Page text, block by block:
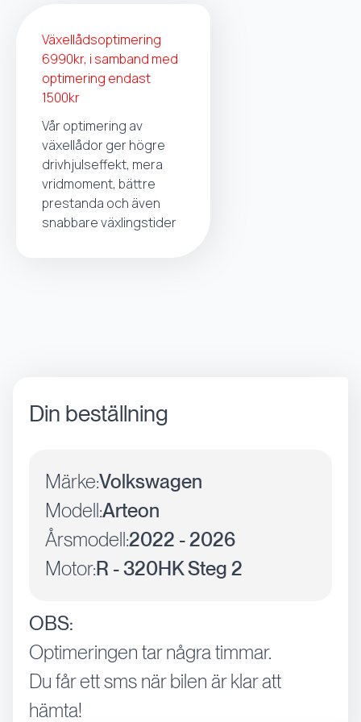
Växellådsoptimering
6990kr, i samband med
optimering endast
1500kr
Vår optimering av
växellådor ger högre
drivhjulseffekt, mera
vridmoment, bättre
prestanda och även
snabbare växlingstider
Din beställning
Märke:Volkswagen
Modell:Arteon
Årsmodell:2022 - 2026
Motor:R - 320HK Steg 2
OBS:
Optimeringen tar några timmar.
Du får ett sms när bilen är klar att
hämta!